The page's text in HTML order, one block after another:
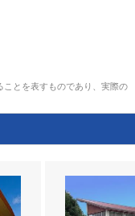
とを表すものであり、実際の